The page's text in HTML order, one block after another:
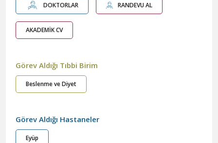
DOKTORLAR RANDEVU AL
AKADEMİK CV
Görev Aldığı Tıbbi Birim
Beslenme ve Diyet
Görev Aldığı Hastaneler
Eyüp